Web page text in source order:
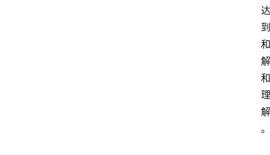
达
到
和
解
和
理
解
。